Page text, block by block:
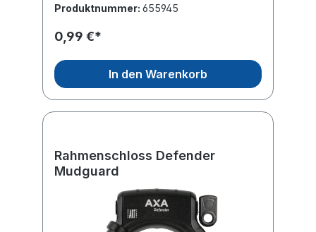
Produktnummer: 655945
0,99 €*
In den Warenkorb
Rahmenschloss Defender
Mudguard